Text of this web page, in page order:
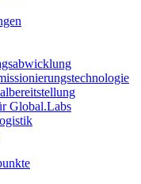
Global.Labs